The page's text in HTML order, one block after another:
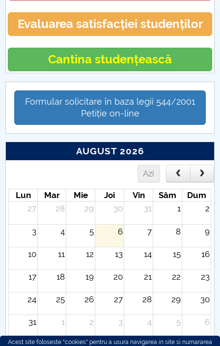
Evaluarea satisfacției studenților
Cantina studențească
Formular solicitare în baza legii 544/2001
Petiție on-line
AUGUST 2026
Azi
Lun Mar Mie Joi Vin Sâm
Dum
27
28 29 30 31 1 2
3 4 5 6 7 8 9
10 11 12 13 14 15 16
17 18 19 20 21 22 23
24 25 26 27 28 29 30
31 1 2 3 4 5 6
Acest site foloseste "cookies" pentru a usura navigarea in site si numararea